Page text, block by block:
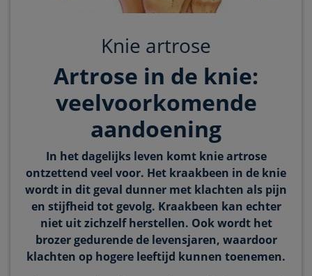
Knie artrose
Artrose in de knie:
veelvoorkomende
aandoening
In het dagelijks leven komt knie artrose
ontzettend veel voor. Het kraakbeen in de knie
wordt in dit geval dunner met klachten als pijn
en stijfheid tot gevolg. Kraakbeen kan echter
niet uit zichzelf herstellen. Ook wordt het
brozer gedurende de levensjaren, waardoor
klachten op hogere leeftijd kunnen toenemen.